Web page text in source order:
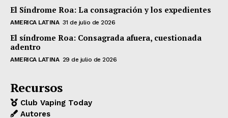
El Síndrome Roa: La consagración y los expedientes
AMERICA LATINA 31 de julio de 2026
El síndrome Roa: Consagrada afuera, cuestionada
adentro
AMERICA LATINA 29 de julio de 2026
Recursos
Club Vaping Today
Autores